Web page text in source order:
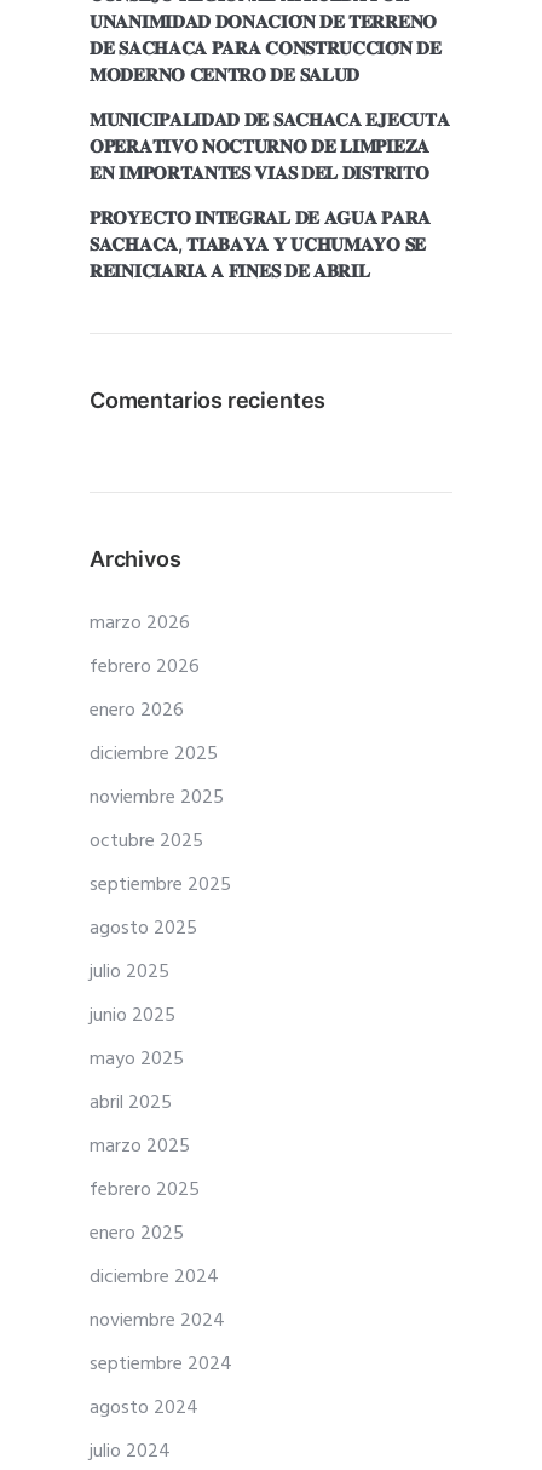
𝐔𝐍𝐀𝐍𝐈𝐌𝐈𝐃𝐀𝐃 𝐃𝐎𝐍𝐀𝐂𝐈𝐎́𝐍 𝐃𝐄 𝐓𝐄𝐑𝐑𝐄𝐍𝐎
𝐃𝐄 𝐒𝐀𝐂𝐇𝐀𝐂𝐀 𝐏𝐀𝐑𝐀 𝐂𝐎𝐍𝐒𝐓𝐑𝐔𝐂𝐂𝐈𝐎́𝐍 𝐃𝐄
𝐌𝐎𝐃𝐄𝐑𝐍𝐎 𝐂𝐄𝐍𝐓𝐑𝐎 𝐃𝐄 𝐒𝐀𝐋𝐔𝐃
𝐌𝐔𝐍𝐈𝐂𝐈𝐏𝐀𝐋𝐈𝐃𝐀𝐃 𝐃𝐄 𝐒𝐀𝐂𝐇𝐀𝐂𝐀 𝐄𝐉𝐄𝐂𝐔𝐓𝐀
𝐎𝐏𝐄𝐑𝐀𝐓𝐈𝐕𝐎 𝐍𝐎𝐂𝐓𝐔𝐑𝐍𝐎 𝐃𝐄 𝐋𝐈𝐌𝐏𝐈𝐄𝐙𝐀
𝐄𝐍 𝐈𝐌𝐏𝐎𝐑𝐓𝐀𝐍𝐓𝐄𝐒 𝐕𝐈́𝐀𝐒 𝐃𝐄𝐋 𝐃𝐈𝐒𝐓𝐑𝐈𝐓𝐎
𝐏𝐑𝐎𝐘𝐄𝐂𝐓𝐎 𝐈𝐍𝐓𝐄𝐆𝐑𝐀𝐋 𝐃𝐄 𝐀𝐆𝐔𝐀 𝐏𝐀𝐑𝐀
𝐒𝐀𝐂𝐇𝐀𝐂𝐀, 𝐓𝐈𝐀𝐁𝐀𝐘𝐀 𝐘 𝐔𝐂𝐇𝐔𝐌𝐀𝐘𝐎 𝐒𝐄
𝐑𝐄𝐈𝐍𝐈𝐂𝐈𝐀𝐑𝐈́𝐀 𝐀 𝐅𝐈𝐍𝐄𝐒 𝐃𝐄 𝐀𝐁𝐑𝐈𝐋
Comentarios recientes
Archivos
marzo 2026
febrero 2026
enero 2026
diciembre 2025
noviembre 2025
octubre 2025
septiembre 2025
agosto 2025
julio 2025
junio 2025
mayo 2025
abril 2025
marzo 2025
febrero 2025
enero 2025
diciembre 2024
noviembre 2024
septiembre 2024
agosto 2024
julio 2024